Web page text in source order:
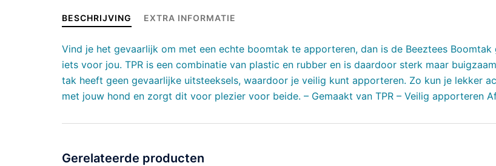
BESCHRIJVING EXTRA INFORMATIE
Vind je het gevaarlijk om met een echte boomtak te apporteren, dan is de Beeztees Boomtak
iets voor jou. TPR is een combinatie van plastic en rubber en is daardoor sterk maar
tak heeft geen gevaarlijke uitsteeksels, waardoor je veilig kunt apporteren. Zo kun je lekker
met jouw hond en zorgt dit voor plezier voor beide. – Gemaakt van TPR – Veilig apporteren
Gerelateerde producten